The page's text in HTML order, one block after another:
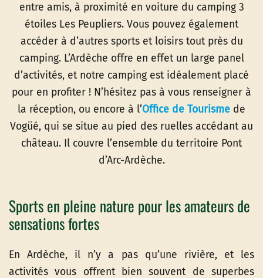
entre amis, à proximité en voiture du camping 3
étoiles Les Peupliers. Vous pouvez également
accéder à d’autres sports et loisirs tout près du
camping. L’Ardèche offre en effet un large panel
d’activités, et notre camping est idéalement placé
pour en profiter ! N’hésitez pas à vous renseigner à
la réception, ou encore à l’Office de Tourisme de
Vogüé, qui se situe au pied des ruelles accédant au
château. Il couvre l’ensemble du territoire Pont
d’Arc-Ardèche.
Sports en pleine nature pour les amateurs de
sensations fortes
En Ardèche, il n’y a pas qu’une rivière, et les
activités vous offrent bien souvent de superbes